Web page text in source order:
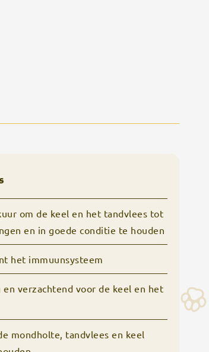
om de keel en het tandvlees tot
en in goede conditie te houden
het immuunsysteem
en verzachtend voor de keel en het
mondholte, tandvlees en keel